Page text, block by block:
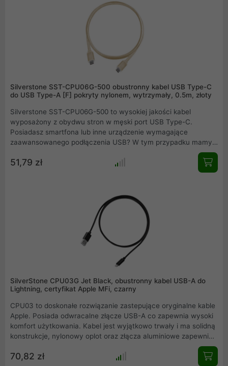
Silverstone SST-CPU06G-500 obustronny kabel USB Type-C
do USB Type-A [F] pokryty nylonem, wytrzymały, 0.5m, złoty
Silverstone SST-CPU06G-500 to wysokiej jakości kabel
wyposażony z obydwu stron w męski port USB Type-C.
Posiadasz smartfona lub inne urządzenie wymagające
zaawansowanego podłączenia USB? W tym przypadku mamy
wytrzymały i pokryty warstwą nylonu kabel umożliwia
51,79 zł
SilverStone CPU03G Jet Black, obustronny kabel USB-A do
Lightning, certyfikat Apple MFi, czarny
CPU03 to doskonałe rozwiązanie zastepujące oryginalne kable
Apple. Posiada odwracalne złącze USB-A co zapewnia wysoki
komfort użytkowania. Kabel jest wyjątkowo trwały i ma solidną
konstrukcje, nylonowy oplot oraz złącza aluminiowe zapewnią
wieloletnie użytkowanie. Przewód posiada certyfikat Apple MFi.
70,82 zł